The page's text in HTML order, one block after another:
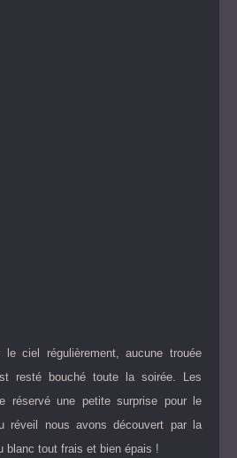
le ciel régulièrement, aucune trouée
resté bouché toute la soirée. Les
réservé une petite surprise pour le
réveil nous avons découvert par la
blanc tout frais et bien épais !